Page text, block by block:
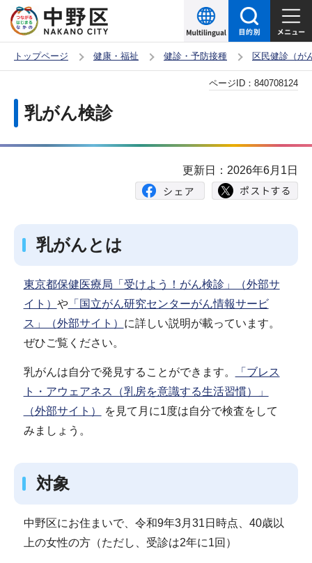
の
ー
頭
トップページ 健康・福祉 健診・予防接種 区民健診（が
乳がん検診
ページID： 840708124
更新日：2026年6月1日
乳がんとは
東京都保健医療局「受けよう！がん検診」（外部サ
イト） や「国立がん研究センターがん情報サービ
ス」（外部サイト） に詳しい説明が載っています。
ぜひご覧ください。
乳がんは自分で発見することができます。
「ブレス
ト・アウェアネス（乳房を意識する生活習慣）」
（外部サイト）
を見て月に1度は自分で検査をして
みましょう。
対象
中野区にお住まいで、令和9年3月31日時点、40歳以
上の女性の方（ただし、受診は2年に1回）